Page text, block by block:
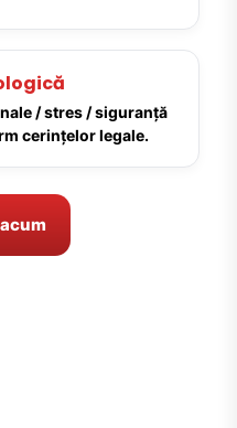
/ stres / siguranță
cerințelor legale.